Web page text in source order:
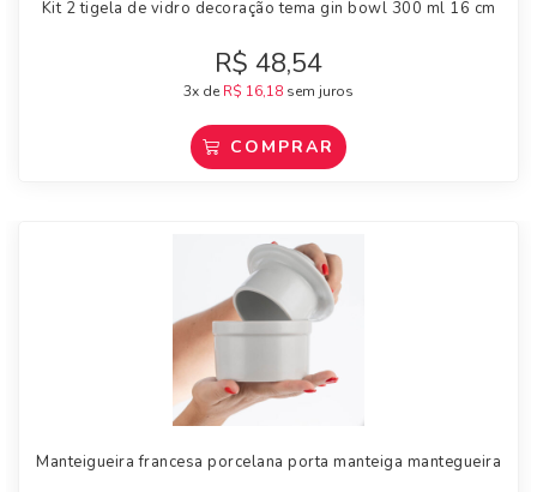
Kit 2 tigela de vidro decoração tema gin bowl 300 ml 16 cm
R$ 48,54
3x de R$ 16,18 sem juros
COMPRAR
Manteigueira francesa porcelana porta manteiga mantegueira